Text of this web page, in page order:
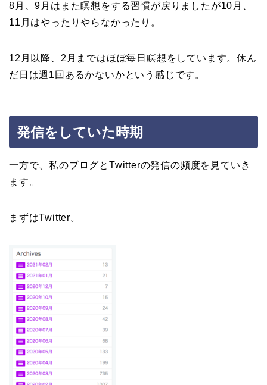
8月、9月はまた瞑想をする習慣が戻りましたが10月、
11月はやったりやらなかったり。
12月以降、2月まではほぼ毎日瞑想をしています。休ん
だ日は週1回あるかないかという感じです。
発信をしていた時期
一方で、私のブログとTwitterの発信の頻度を見ていき
ます。
まずはTwitter。